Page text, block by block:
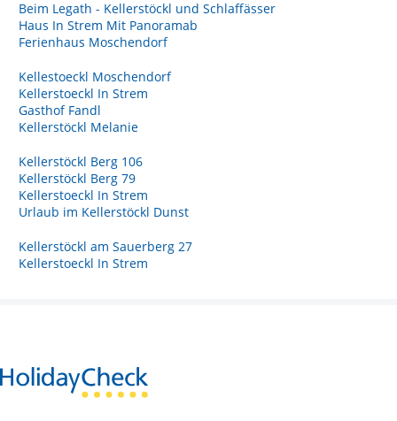
Beim Legath - Kellerstöckl und Schlaffässer
Haus In Strem Mit Panoramab
Ferienhaus Moschendorf
Kellestoeckl Moschendorf
Kellerstoeckl In Strem
Gasthof Fandl
Kellerstöckl Melanie
Kellerstöckl Berg 106
Kellerstöckl Berg 79
Kellerstoeckl In Strem
Urlaub im Kellerstöckl Dunst
Kellerstöckl am Sauerberg 27
Kellerstoeckl In Strem